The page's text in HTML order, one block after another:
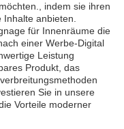
indem sie ihren
anbieten.
für Innenräume die
einer Werbe-Digital
Leistung
Produkt, das
Sie in unsere
Vorteile moderner